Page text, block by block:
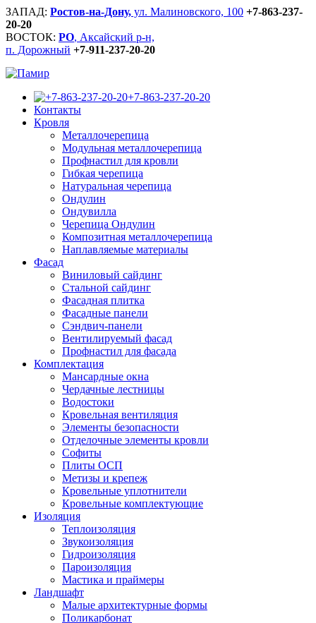
ЗАПАД: Ростов-на-Дону, ул. Малиновского, 100 +7-863-237-
20-20
ВОСТОК: РО, Аксайский р-н,
п. Дорожный +7-911-237-20-20
+7-863-237-20-20
Контакты
Кровля
Металлочерепица
Модульная металлочерепица
Профнастил для кровли
Гибкая черепица
Натуральная черепица
Ондулин
Ондувилла
Черепица Ондулин
Композитная металлочерепица
Наплавляемые материалы
Фасад
Виниловый сайдинг
Стальной сайдинг
Фасадная плитка
Фасадные панели
Сэндвич-панели
Вентилируемый фасад
Профнастил для фасада
Комплектация
Мансардные окна
Чердачные лестницы
Водостоки
Кровельная вентиляция
Элементы безопасности
Отделочные элементы кровли
Софиты
Плиты ОСП
Метизы и крепеж
Кровельные уплотнители
Кровельные комплектующие
Изоляция
Теплоизоляция
Звукоизоляция
Гидроизоляция
Пароизоляция
Мастика и праймеры
Ландшафт
Малые архитектурные формы
Поликарбонат